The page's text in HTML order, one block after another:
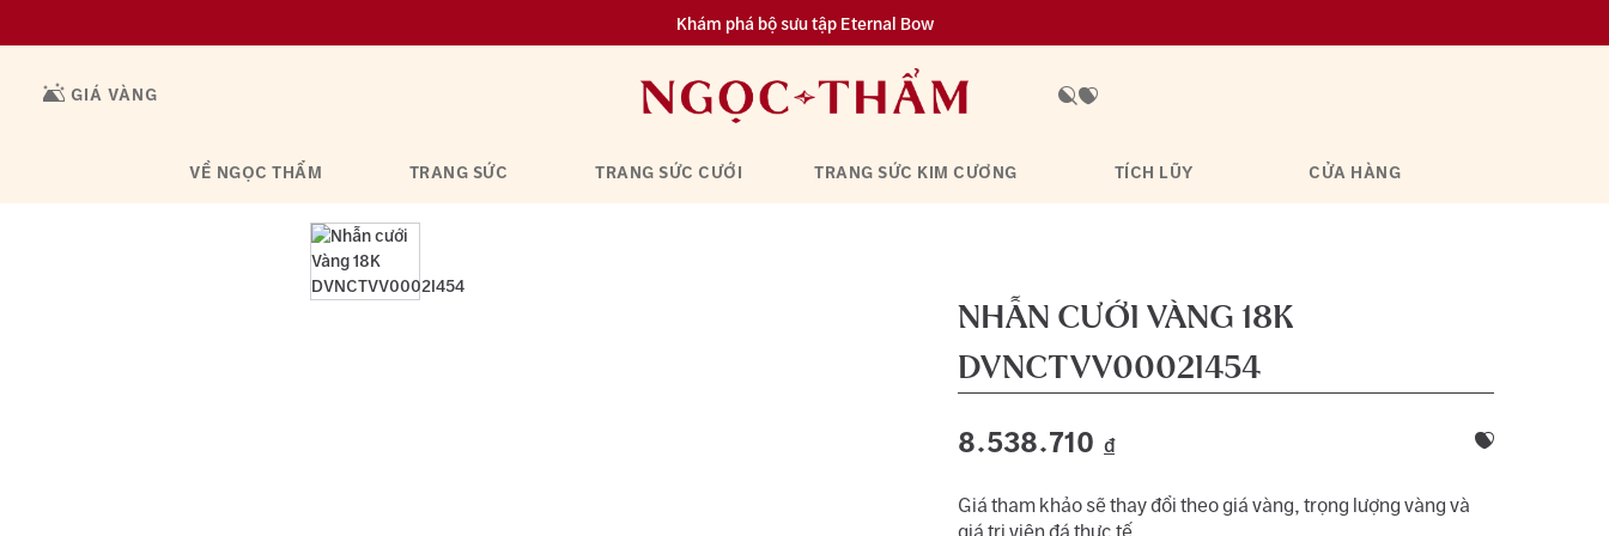
Khám phá bộ sưu tập Eternal Bow
Đa dạng lựa chọn tích luỹ từ 0.1 chỉ vàng 999.9
GIÁ VÀNG
VỀ NGỌC THẨM TRANG SỨC TRANG SỨC CƯỚI TRANG SỨC KIM CƯƠNG TÍCH LŨY CỬA HÀNG
NHẪN CƯỚI VÀNG 18K
DVNCTVV0002I454
8.538.710 đ
Giá tham khảo sẽ thay đổi theo giá vàng, trọng lượng vàng và